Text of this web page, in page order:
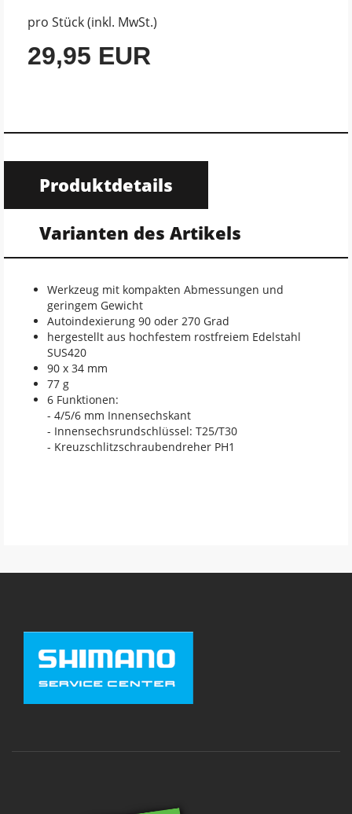
pro Stück (inkl. MwSt.)
29,95 EUR
Produktdetails
Varianten des Artikels
Werkzeug mit kompakten Abmessungen und
geringem Gewicht
Autoindexierung 90 oder 270 Grad
hergestellt aus hochfestem rostfreiem Edelstahl
SUS420
90 x 34 mm
77 g
6 Funktionen:
- 4/5/6 mm Innensechskant
- Innensechsrundschlüssel: T25/T30
- Kreuzschlitzschraubendreher PH1